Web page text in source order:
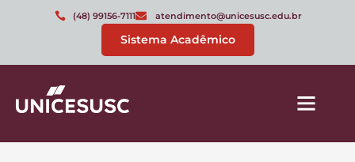
(48) 99156-7111 atendimento@unicesusc.edu.br
Sistema Acadêmico